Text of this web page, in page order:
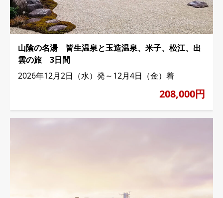
山陰の名湯 皆生温泉と玉造温泉、米子、松江、出
雲の旅 3日間
2026年12月2日（水）発～12月4日（金）着
208,000円